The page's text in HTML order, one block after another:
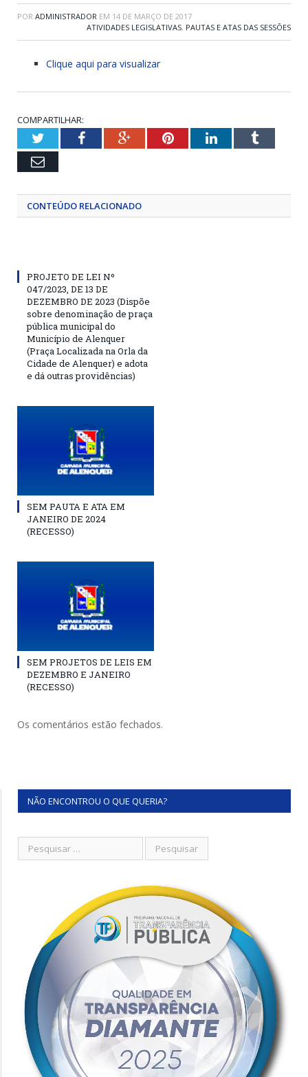
POR ADMINISTRADOR EM 14 DE MARÇO DE 2017
ATIVIDADES LEGISLATIVAS, PAUTAS E ATAS DAS SESSÕES
Clique aqui para visualizar
COMPARTILHAR:
TwitterFacebookGoogle+PinterestLinkedInTumblr
Email
CONTEÚDO RELACIONADO
PROJETO DE LEI Nº
047/2023, DE 13 DE
DEZEMBRO DE 2023 (Dispõe
sobre denominação de praça
pública municipal do
Município de Alenquer
(Praça Localizada na Orla da
Cidade de Alenquer) e adota
e dá outras providências)
SEM PAUTA E ATA EM
JANEIRO DE 2024
(RECESSO)
SEM PROJETOS DE LEIS EM
DEZEMBRO E JANEIRO
(RECESSO)
Os comentários estão fechados.
NÃO ENCONTROU O QUE QUERIA?